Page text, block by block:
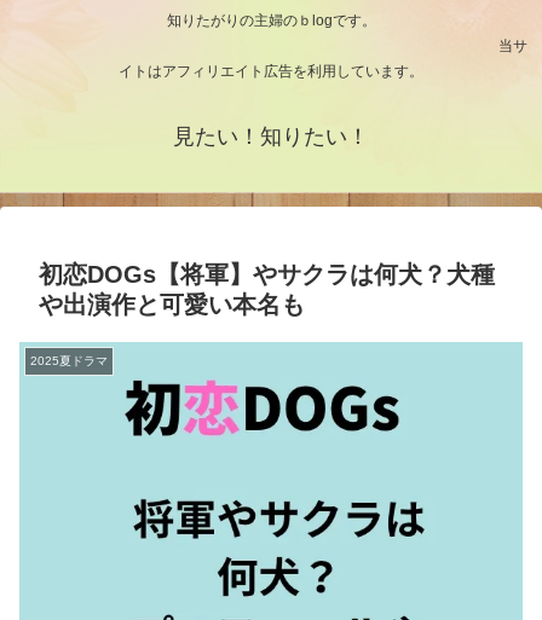
知りたがりの主婦のｂlogです。
当サ
イトはアフィリエイト広告を利用しています。
見たい！知りたい！
初恋DOGs【将軍】やサクラは何犬？犬種
や出演作と可愛い本名も
2025夏ドラマ